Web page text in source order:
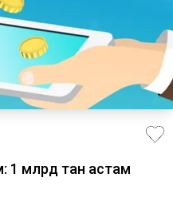
1 млрд тан астам